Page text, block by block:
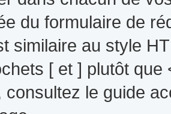
du formulaire de
similaire au style
[ et ] plutôt que
consultez le guide